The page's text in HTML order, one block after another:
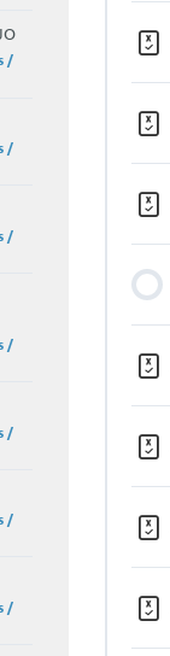
/
/
/
/
/
/
/